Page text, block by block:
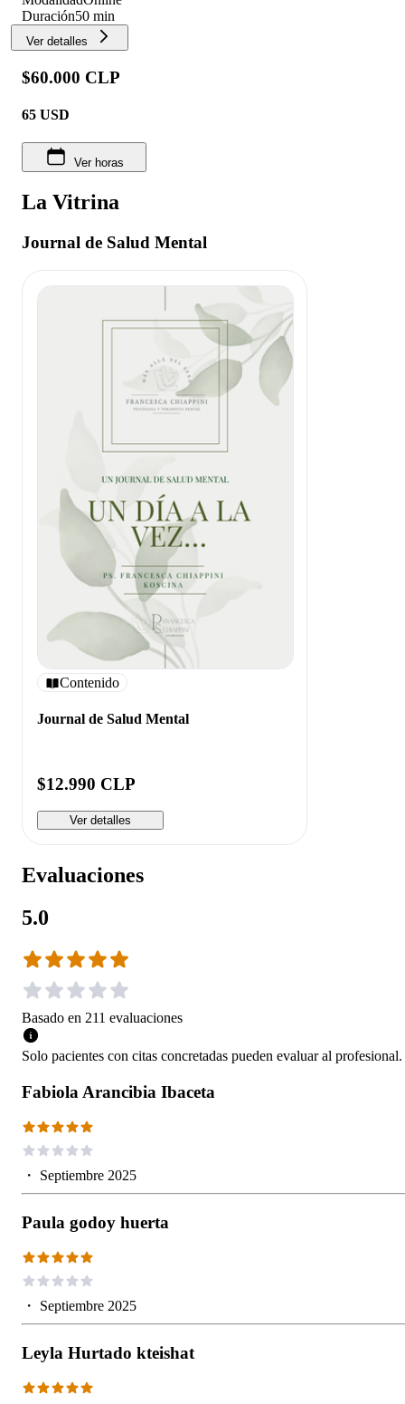
Duración50 min
Ver detalles
$60.000 CLP
65 USD
Ver horas
La Vitrina
Journal de Salud Mental
Contenido
Journal de Salud Mental
$12.990 CLP
Ver detalles
Evaluaciones
5.0
Basado en 211 evaluaciones
Solo pacientes con citas concretadas pueden evaluar al profesional.
Fabiola Arancibia Ibaceta
・ Septiembre 2025
Paula godoy huerta
・ Septiembre 2025
Leyla Hurtado kteishat